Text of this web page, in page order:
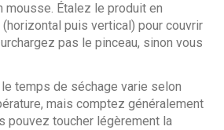
mousse. Étalez le produit en
puis vertical) pour couvrir
pas le pinceau, sinon vous
le temps de séchage varie selon
mais comptez généralement
pouvez toucher légèrement la